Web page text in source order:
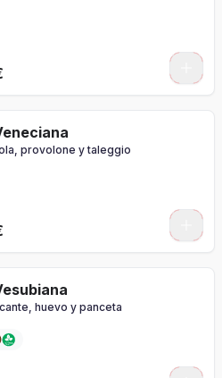
provolone y taleggio
huevo y panceta